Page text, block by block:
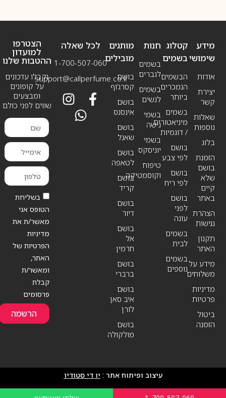
מידע
שימושי
אודות
יצירת
קשר
שאלות
נוספות
בלוג
הזמנת
בושם
שלא
קיים
באתר
הצהרת
נגישות
תקנון
האתר
מידע על
משלוחים
מדיניות
פרטיות
ביטול
הזמנה
חנות
בשמים
לגברים
בשמים
לנשים
בשמי
נישה
בשמי
יוניסקס
טיפוח
וקוסמטיקה
קטלוג
בשמים
הבשמים
הנמכרים
ביותר
בשמים
מיניאטורים
/ דוגמיות
בושם
לפי צבע
בושם
לפי ריח
בושם
לפני
עונה
בשמים
לבית
בשמים
נוספים
מותגים
מובילים
בושם
קסרג’וף
בושם
אינסנס
בושם
שאנל
בושם
לטאפה
בושם
קריד
בושם
דיור
בושם
אל
חרמין
בושם
ברברי
בושם
איב סאן
לורן
בושם
מולקולה
לכל שאלה
1-700-507-060
support@callperfume.co.il
הצטרפו
למועדון
ההטבות שלנו
וקבלו עדכונים
על קופונים
ומבצעים
שווים לפני כולם
בשליחת
הטופס אני
מאשר/ת את
מדיניות
הפרטיות של
האתר,
ומאשר/ת
קבלת
פרסומים
הרשמה
עיצוב ופיתוח אתר : יו די סטודיו